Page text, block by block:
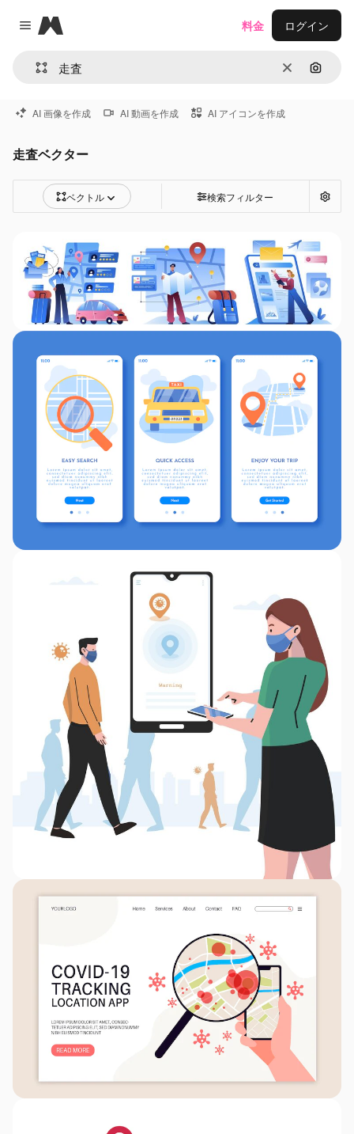
Close menu
Magnific
消去 画像で
料金 ログイン
AI 画像を作成 AI 動画を作成 AI アイコンを作成
走査ベクター
ベクトル 検索フィルター